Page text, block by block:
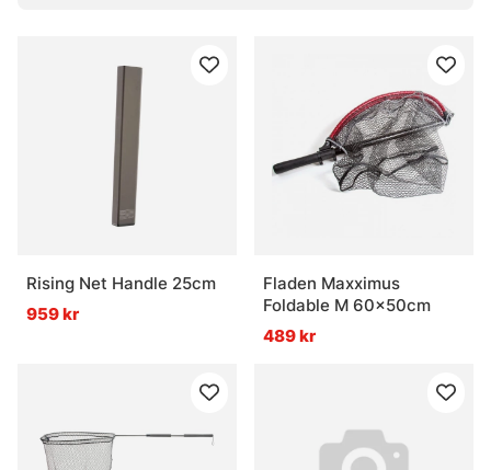
detalj, javisst. Men en sån detalj som gärna avgör hur hela
avslutet känns.
» Till verktyg bra att ha
Vad är en håv?
Vad är en hopfällbar håv bra för?
Rising Net Handle 25cm
959 kr
Fladen Maxximus
Foldable M 60x50cm
489 kr